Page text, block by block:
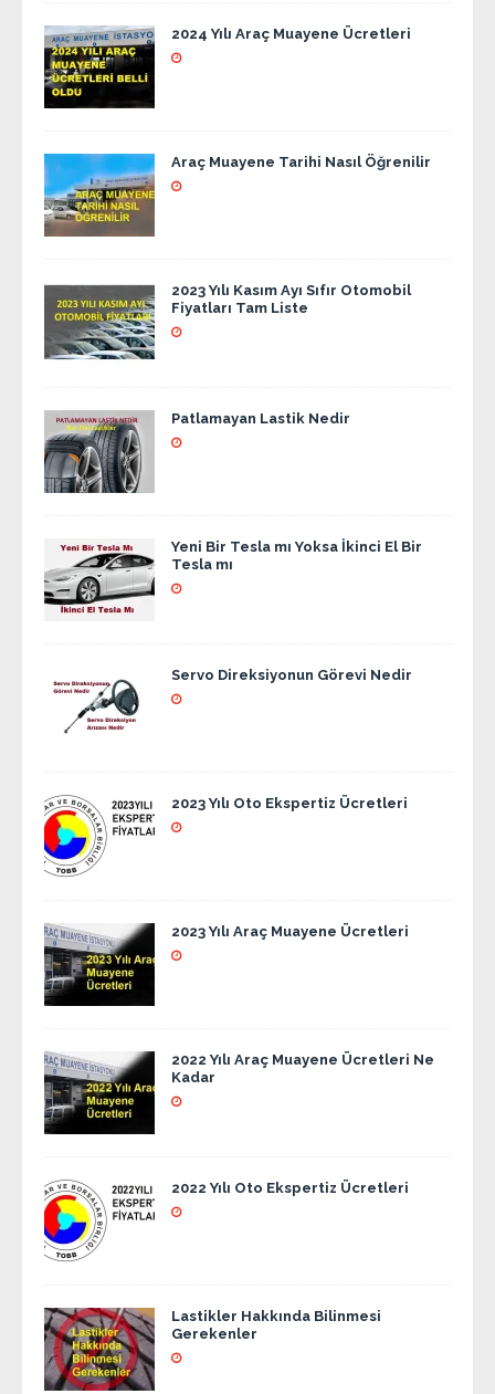
2024 Yılı Araç Muayene Ücretleri
Araç Muayene Tarihi Nasıl Öğrenilir
2023 Yılı Kasım Ayı Sıfır Otomobil
Fiyatları Tam Liste
Patlamayan Lastik Nedir
Yeni Bir Tesla mı Yoksa İkinci El Bir
Tesla mı
Servo Direksiyonun Görevi Nedir
2023 Yılı Oto Ekspertiz Ücretleri
2023 Yılı Araç Muayene Ücretleri
2022 Yılı Araç Muayene Ücretleri Ne
Kadar
2022 Yılı Oto Ekspertiz Ücretleri
Lastikler Hakkında Bilinmesi
Gerekenler